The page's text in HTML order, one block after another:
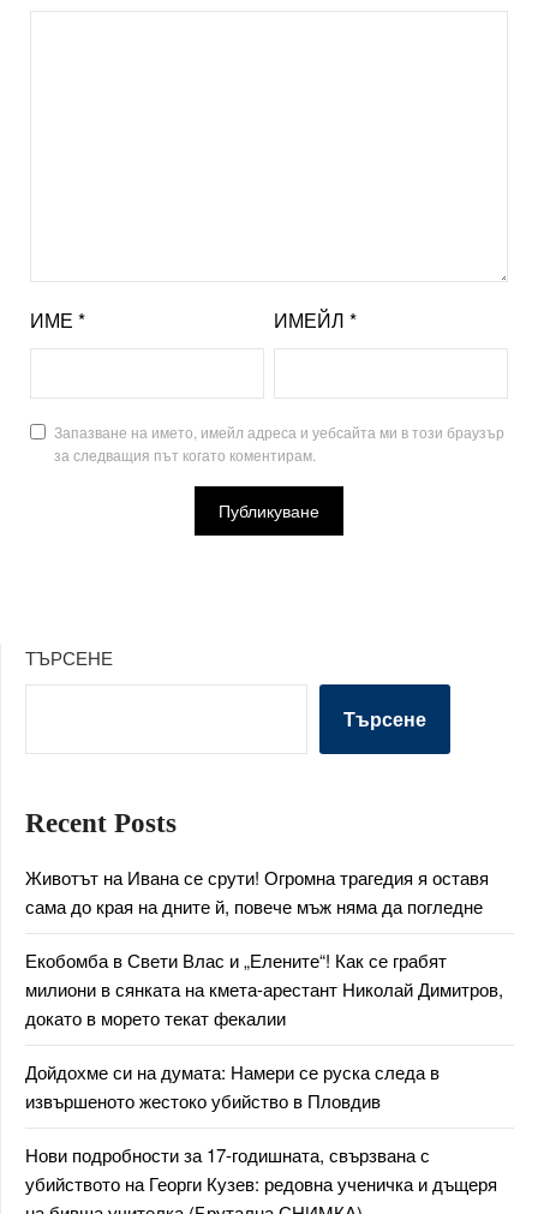
ИМЕ * ИМЕЙЛ *
Запазване на името, имейл адреса и уебсайта ми в този браузър
за следващия път когато коментирам.
ТЪРСЕНЕ
Търсене
Recent Posts
Животът на Ивана се срути! Огромна трагедия я оставя
сама до края на дните й, повече мъж няма да погледне
Екобомба в Свети Влас и „Елените“! Как се грабят
милиони в сянката на кмета-арестант Николай Димитров,
докато в морето текат фекалии
Дойдохме си на думата: Намери се руска следа в
извършеното жестоко убийство в Пловдив
Нови подробности за 17-годишната, свързвана с
убийството на Георги Кузев: редовна ученичка и дъщеря